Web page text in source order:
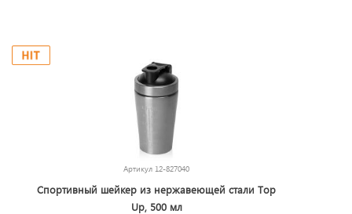
Артикул 12-827040
Спортивный шейкер из нержавеющей стали Top
Up, 500 мл